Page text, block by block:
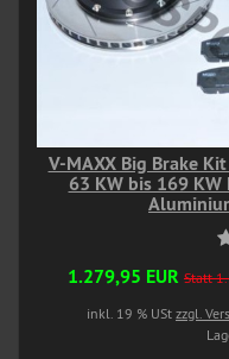
V-MAXX Big Brake
63 KW bis 169
1.279,95 EUR Statt
inkl. 19 % USt zzgl.